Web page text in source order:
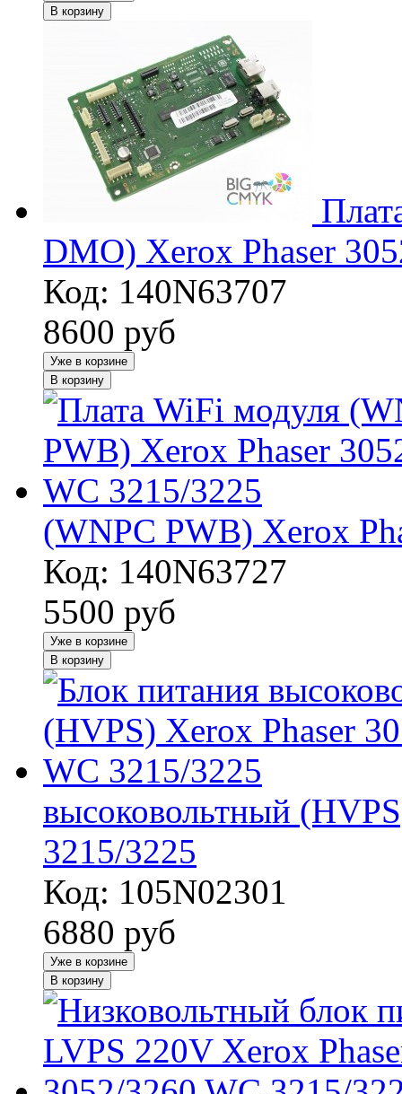
В корзину
DMO) Xerox Phaser
Код: 140N63707
8600 руб
Уже в корзине
В корзину
(WNPC PWB) Xerox
Код: 140N63727
5500 руб
Уже в корзине
В корзину
высоковольтный
3215/3225
Код: 105N02301
6880 руб
Уже в корзине
В корзину